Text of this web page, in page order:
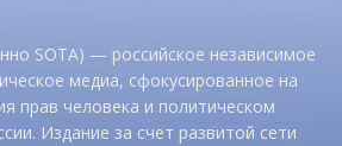
SOTA) — российское независимое
медиа, сфокусированное на
прав человека и политическом
Издание за счет развитой сети